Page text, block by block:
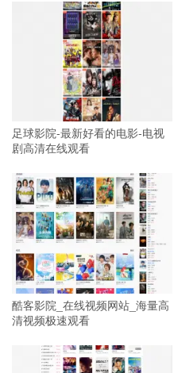
足球影院-最新好看的电影-电视
剧高清在线观看
酷客影院_在线视频网站_海量高
清视频极速观看